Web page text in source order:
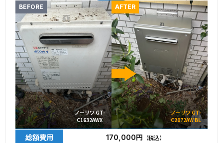
BEFORE
ノーリツ GT-
C1632AWX
AFTER
ノーリツ GT-
C2072AW BL
総額費用 170,000円 （税込）